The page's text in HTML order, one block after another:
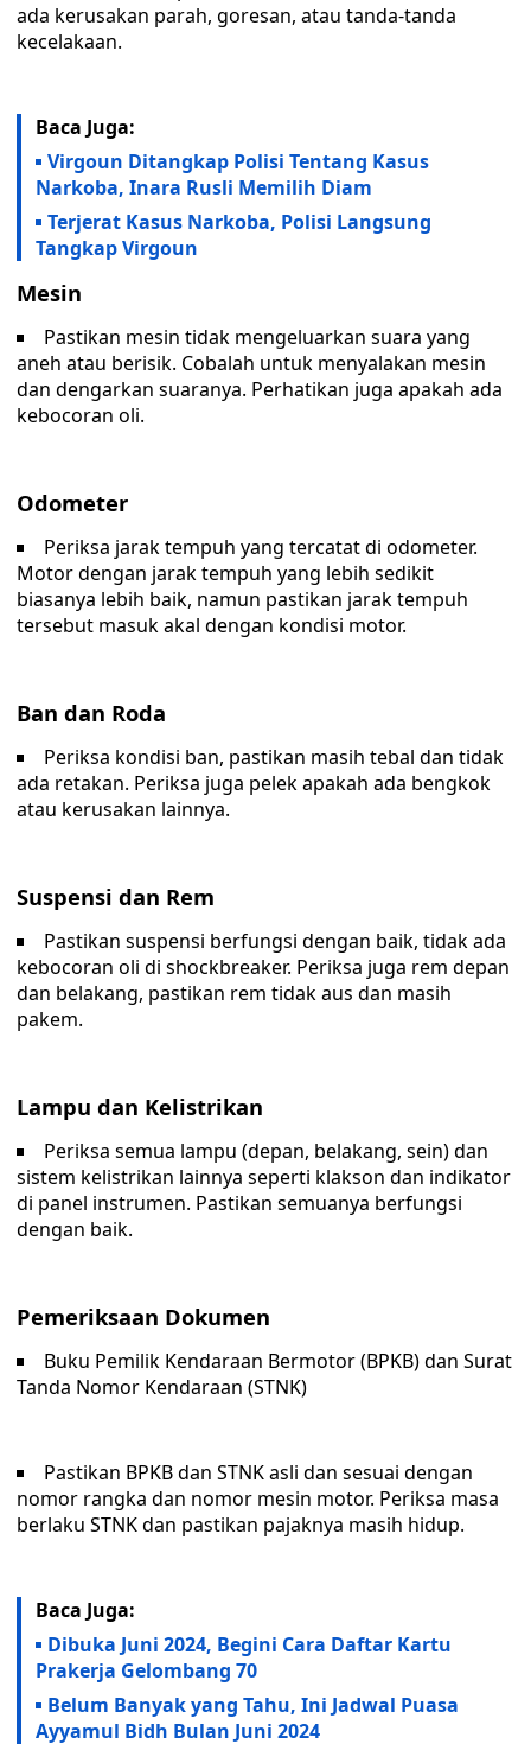
ada kerusakan parah, goresan, atau tanda-tanda
kecelakaan.
Baca Juga:
Virgoun Ditangkap Polisi Tentang Kasus
Narkoba, Inara Rusli Memilih Diam
Terjerat Kasus Narkoba, Polisi Langsung
Tangkap Virgoun
Mesin
Pastikan mesin tidak mengeluarkan suara yang
aneh atau berisik. Cobalah untuk menyalakan mesin
dan dengarkan suaranya. Perhatikan juga apakah ada
kebocoran oli.
Odometer
Periksa jarak tempuh yang tercatat di odometer.
Motor dengan jarak tempuh yang lebih sedikit
biasanya lebih baik, namun pastikan jarak tempuh
tersebut masuk akal dengan kondisi motor.
Ban dan Roda
Periksa kondisi ban, pastikan masih tebal dan tidak
ada retakan. Periksa juga pelek apakah ada bengkok
atau kerusakan lainnya.
Suspensi dan Rem
Pastikan suspensi berfungsi dengan baik, tidak ada
kebocoran oli di shockbreaker. Periksa juga rem depan
dan belakang, pastikan rem tidak aus dan masih
pakem.
Lampu dan Kelistrikan
Periksa semua lampu (depan, belakang, sein) dan
sistem kelistrikan lainnya seperti klakson dan indikator
di panel instrumen. Pastikan semuanya berfungsi
dengan baik.
Pemeriksaan Dokumen
Buku Pemilik Kendaraan Bermotor (BPKB) dan Surat
Tanda Nomor Kendaraan (STNK)
Pastikan BPKB dan STNK asli dan sesuai dengan
nomor rangka dan nomor mesin motor. Periksa masa
berlaku STNK dan pastikan pajaknya masih hidup.
Baca Juga:
Dibuka Juni 2024, Begini Cara Daftar Kartu
Prakerja Gelombang 70
Belum Banyak yang Tahu, Ini Jadwal Puasa
Ayyamul Bidh Bulan Juni 2024